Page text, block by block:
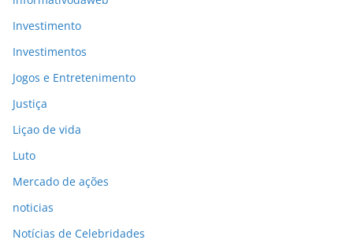
Investimento
Investimentos
Jogos e Entretenimento
Justiça
Liçao de vida
Luto
Mercado de ações
noticias
Notícias de Celebridades